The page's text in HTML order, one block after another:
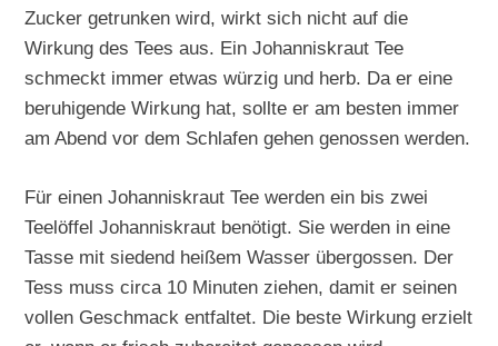
Zucker getrunken wird, wirkt sich nicht auf die
Wirkung des Tees aus. Ein Johanniskraut Tee
schmeckt immer etwas würzig und herb. Da er eine
beruhigende Wirkung hat, sollte er am besten immer
am Abend vor dem Schlafen gehen genossen werden.
Für einen Johanniskraut Tee werden ein bis zwei
Teelöffel Johanniskraut benötigt. Sie werden in eine
Tasse mit siedend heißem Wasser übergossen. Der
Tess muss circa 10 Minuten ziehen, damit er seinen
vollen Geschmack entfaltet. Die beste Wirkung erzielt